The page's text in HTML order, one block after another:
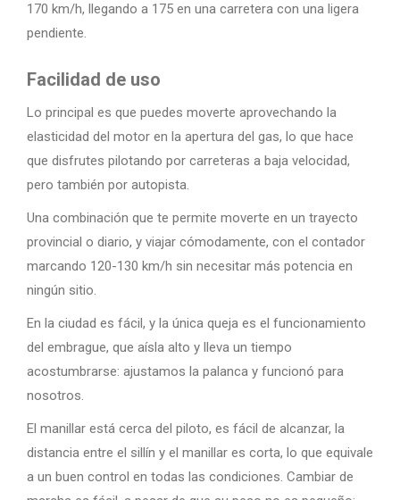
170 km/h, llegando a 175 en una carretera con una ligera
pendiente.
Facilidad de uso
Lo principal es que puedes moverte aprovechando la
elasticidad del motor en la apertura del gas, lo que hace
que disfrutes pilotando por carreteras a baja velocidad,
pero también por autopista.
Una combinación que te permite moverte en un trayecto
provincial o diario, y viajar cómodamente, con el contador
marcando 120-130 km/h sin necesitar más potencia en
ningún sitio.
En la ciudad es fácil, y la única queja es el funcionamiento
del embrague, que aísla alto y lleva un tiempo
acostumbrarse: ajustamos la palanca y funcionó para
nosotros.
El manillar está cerca del piloto, es fácil de alcanzar, la
distancia entre el sillín y el manillar es corta, lo que equivale
a un buen control en todas las condiciones. Cambiar de